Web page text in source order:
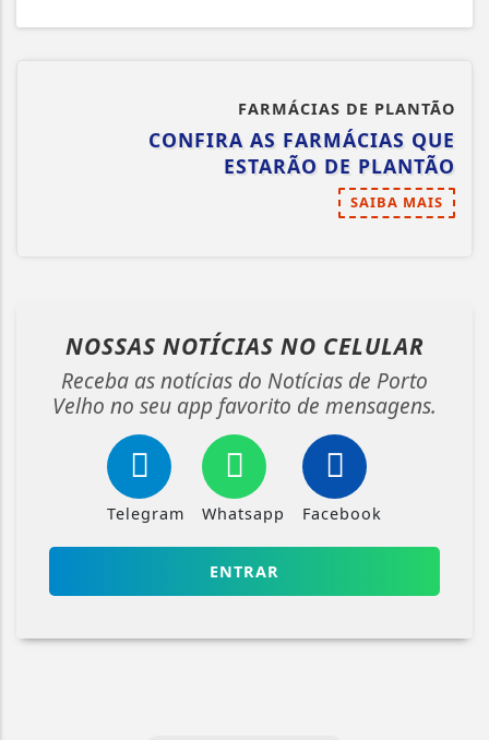
FARMÁCIAS DE PLANTÃO
CONFIRA AS FARMÁCIAS QUE
ESTARÃO DE PLANTÃO
SAIBA MAIS
NOSSAS NOTÍCIAS NO CELULAR
Receba as notícias do Notícias de Porto
Velho no seu app favorito de mensagens.
Telegram Whatsapp Facebook
ENTRAR